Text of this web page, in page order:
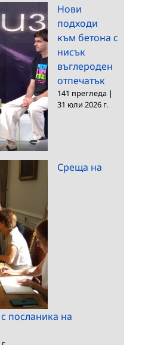
Нови
подходи
към бетона с
нисък
въглероден
отпечатък
141 прегледа |
31 юли 2026 г.
Среща на
посланика на